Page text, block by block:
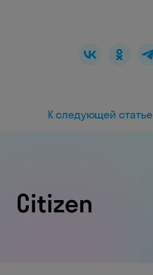
К следующей статье